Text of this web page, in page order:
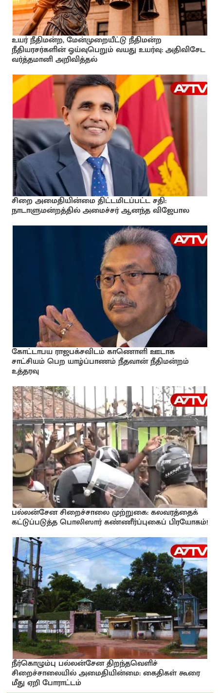
உயர் நீதிமன்ற, மேன்முறையீட்டு நீதிமன்ற
நீதியரசர்களின் ஓய்வுபெறும் வயது உயர்வு: அதிவிசேட
வர்த்தமானி அறிவித்தல்
சிறை அமைதியின்மை திட்டமிடப்பட்ட சதி:
நாடாளுமன்றத்தில் அமைச்சர் ஆனந்த விஜேபால
கோட்டாபய ராஜபக்சவிடம் காணொளி ஊடாக
சாட்சியம் பெற யாழ்ப்பாணம் நீதவான் நீதிமன்றம்
உத்தரவு
பல்லன்சேன சிறைச்சாலை முற்றுகை: கலவரத்தைக்
கட்டுப்படுத்த பொலிஸார் கண்ணீர்ப்புகைப் பிரயோகம்!
நீர்கொழும்பு பல்லன்சேன திறந்தவெளிச்
சிறைச்சாலையில் அமைதியின்மை: கைதிகள் கூரை
மீது ஏறி போராட்டம்